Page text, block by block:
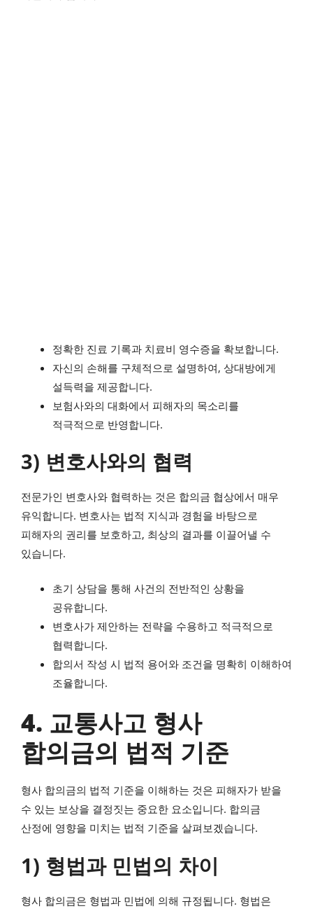
정확한 진료 기록과 치료비 영수증을 확보합니다.
자신의 손해를 구체적으로 설명하여, 상대방에게
설득력을 제공합니다.
보험사와의 대화에서 피해자의 목소리를
적극적으로 반영합니다.
3) 변호사와의 협력
전문가인 변호사와 협력하는 것은 합의금 협상에서 매우
유익합니다. 변호사는 법적 지식과 경험을 바탕으로
피해자의 권리를 보호하고, 최상의 결과를 이끌어낼 수
있습니다.
초기 상담을 통해 사건의 전반적인 상황을
공유합니다.
변호사가 제안하는 전략을 수용하고 적극적으로
협력합니다.
합의서 작성 시 법적 용어와 조건을 명확히 이해하여
조율합니다.
4. 교통사고 형사
합의금의 법적 기준
형사 합의금의 법적 기준을 이해하는 것은 피해자가 받을
수 있는 보상을 결정짓는 중요한 요소입니다. 합의금
산정에 영향을 미치는 법적 기준을 살펴보겠습니다.
1) 형법과 민법의 차이
형사 합의금은 형법과 민법에 의해 규정됩니다. 형법은